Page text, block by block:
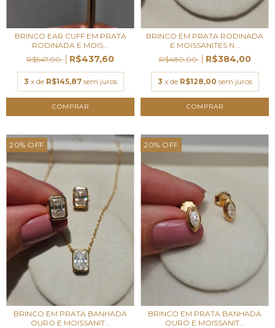
BRINCO EAR CUFF EM PRATA
RODINADA E MOIS...
R$547,00
R$437,60
3 x de R$145,87 sem juros
BRINCO EM PRATA RODINADA
E MOISSANITES N...
R$480,00
R$384,00
3 x de R$128,00 sem juros
20% OFF
BRINCO EM PRATA BANHADA
OURO E MOISSANIT...
20% OFF
BRINCO EM PRATA BANHADA
OURO E MOISSANIT...